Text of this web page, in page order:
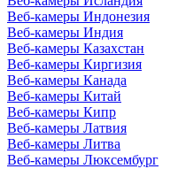
Веб-камеры Индонезия
Веб-камеры Индия
Веб-камеры Казахстан
Веб-камеры Киргизия
Веб-камеры Канада
Веб-камеры Китай
Веб-камеры Кипр
Веб-камеры Латвия
Веб-камеры Литва
Веб-камеры Люксембург